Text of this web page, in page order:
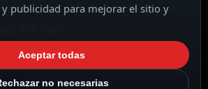
5~6 mm
publicidad para mejorar el sitio y
Aceptar todas
no necesarias